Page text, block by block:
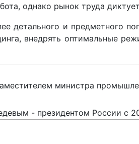
однако рынок труда
детального и предметного
внедрять оптимальные
министра
- президентом России с